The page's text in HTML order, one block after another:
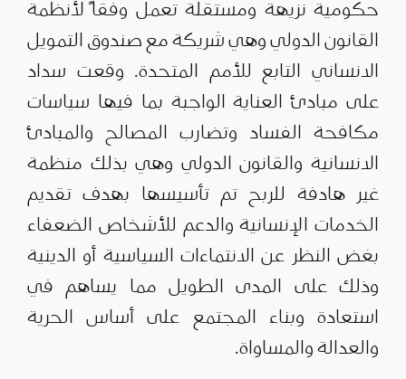
حكومية نزيهة ومستقلة تعمل وفقاً لأنظمة
القانون الدولي وهي شريكة مع صندوق التمويل
الانساني التابع للأمم المتحدة. وقعت سداد
على مبادئ العناية الواجبة بما فيها سياسات
مكافحة الفساد وتضارب المصالح والمبادئ
الانسانية والقانون الدولي وهي بذلك منظمة
غير هادفة للربح تم تأسيسها بهدف تقديم
الخدمات الإنسانية والدعم للأشخاص الضعفاء
بغض النظر عن الانتماءات السياسية أو الدينية
وذلك على المدى الطويل مما يساهم في
استعادة وبناء المجتمع على أساس الحرية
والعدالة والمساواة.